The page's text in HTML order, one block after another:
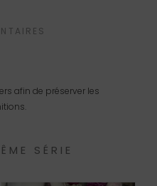
afin de préserver les
SÉRIE